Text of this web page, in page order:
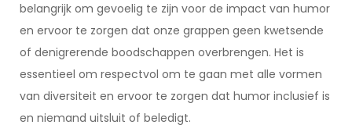
belangrijk om gevoelig te zijn voor de impact van humor
en ervoor te zorgen dat onze grappen geen kwetsende
of denigrerende boodschappen overbrengen. Het is
essentieel om respectvol om te gaan met alle vormen
van diversiteit en ervoor te zorgen dat humor inclusief is
en niemand uitsluit of beledigt.